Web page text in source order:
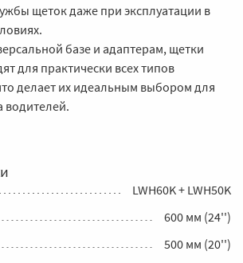
щеток даже при эксплуатации в
базе и адаптерам, щетки
для практически всех типов
делает их идеальным выбором для
водителей.
LWH60K + LWH50K
600 мм (24'')
500 мм (20'')